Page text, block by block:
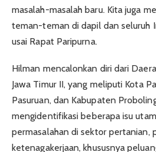
masalah-masalah baru. Kita juga
teman-teman di dapil dan seluruh
usai Rapat Paripurna.
Hilman mencalonkan diri dari
Jawa Timur II, yang meliputi Kota
Pasuruan, dan Kabupaten
mengidentifikasi beberapa isu
permasalahan di sektor pertanian,
ketenagakerjaan, khususnya